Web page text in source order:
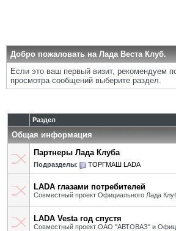
Добро пожаловать на Лада Веста Клуб.
Если это ваш первый визит, рекомендуем
просмотра сообщений выберите раздел.
Раздел
Общая информация
Партнеры Лада Клуба
Подразделы: ТОРГМАШ LADA
LADA глазами потребителей
Совместный проект Официального Лада
LADA Vesta год спустя
Совместный проект ОАО "АВТОВАЗ" и